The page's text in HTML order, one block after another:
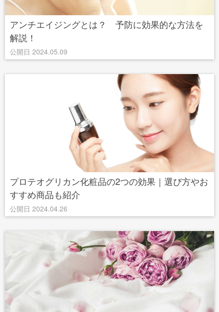
アンチエイジングとは？ 予防に効果的な方法を
解説！
公開日 2024.05.09
プロテオグリカン化粧品の2つの効果｜選び方やお
すすめ商品も紹介
公開日 2024.04.26